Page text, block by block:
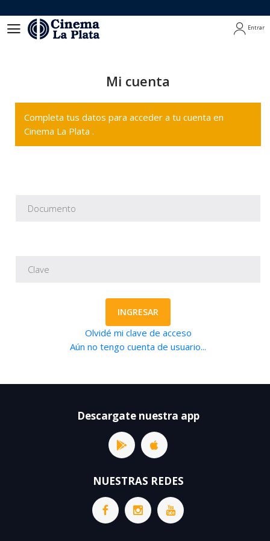
Entrar
Mi cuenta
Completa tus datos para acceder a tu cuenta en
Cinema La Plata .
INGRESAR
Olvidé mi clave de acceso
Aún no tengo cuenta de usuario...
Descargate nuestra app
NUESTRAS REDES